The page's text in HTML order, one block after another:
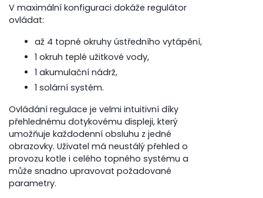
V maximální konfiguraci dokáže regulátor
ovládat:
až 4 topné okruhy ústředního vytápění,
1 okruh teplé užitkové vody,
1 akumulační nádrž,
1 solární systém.
Ovládání regulace je velmi intuitivní díky
přehlednému dotykovému displeji, který
umožňuje každodenní obsluhu z jedné
obrazovky. Uživatel má neustálý přehled o
provozu kotle i celého topného systému a
může snadno upravovat požadované
parametry.